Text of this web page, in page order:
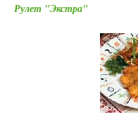
Рулет "Экстра"